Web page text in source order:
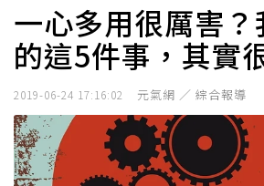
一心多用很厲害
的這5件事，其實
2019-06-24 17:16:02 元氣網 ／ 綜合報導